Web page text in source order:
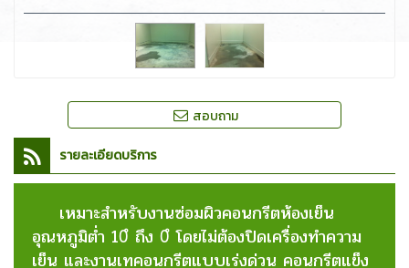
สอบถาม
รายละเอียดบริการ
เหมาะสำหรับงานซ่อมผิวคอนกรีตห้องเย็น
อุณหภูมิต่ำ 10ํ ถึง 0ํ โดยไม่ต้องปิดเครื่องทำความ
เย็น และงานเทคอนกรีตแบบเร่งด่วน คอนกรีตแข็ง